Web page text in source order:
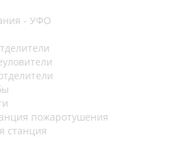
- УФО
пожаротушения
станция